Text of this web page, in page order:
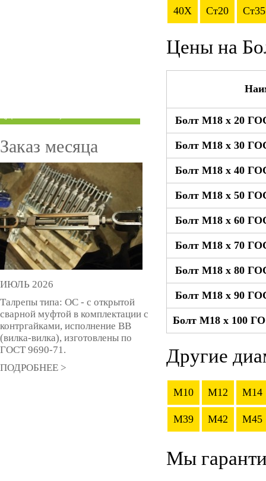
40Х Ст20 Ст35
Цены на
Болт М18 x 20
Болт М18 x 30
Болт М18 x 40
Болт М18 x 50
Болт М18 x 60
Болт М18 x 70
Болт М18 x 80
Болт М18 x 90
Болт М18 x 100
Другие
M10 M12 M14
M39 M42 M45
Мы
Заказ месяца
ИЮЛЬ 2026
Талрепы типа: ОС - с открытой
сварной муфтой в комплектации с
контргайками, исполнение ВВ
(вилка-вилка), изготовлены по
ГОСТ 9690-71.
ПОДРОБНЕЕ >